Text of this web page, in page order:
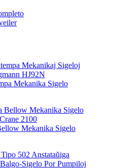
Mekanika Sigelo
Mekanika Sigelo